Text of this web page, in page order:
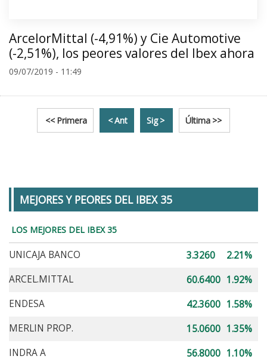
ArcelorMittal (-4,91%) y Cie Automotive
(-2,51%), los peores valores del Ibex ahora
09/07/2019 - 11:49
Primera Ant Sig Última
MEJORES Y PEORES DEL IBEX 35
LOS MEJORES DEL IBEX 35
UNICAJA BANCO 3.3260
2.21%
ARCEL.MITTAL
60.6400 1.92%
ENDESA
42.3600 1.58%
MERLIN PROP.
15.0600 1.35%
INDRA A
56.8000 1.10%